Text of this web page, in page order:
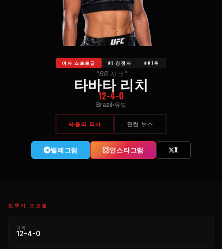
여자 스트로급 #1 경쟁자 ##7위
"BB 샤크"
타바타 리치
12-4-0
Brazil 유도
싸움의 역사 관련 뉴스
텔레그램 인스타그램 X
전투기 프로필
기록
12-4-0